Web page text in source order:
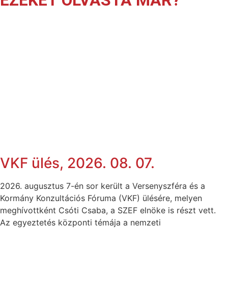
VKF ülés, 2026. 08. 07.
2026. augusztus 7-én sor került a Versenyszféra és a
Kormány Konzultációs Fóruma (VKF) ülésére, melyen
meghívottként Csóti Csaba, a SZEF elnöke is részt vett.
Az egyeztetés központi témája a nemzeti